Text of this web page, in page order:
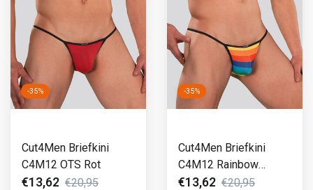
-35%
Cut4Men Briefkini
C4M12 OTS Rot
€13,62 €20,95
-35%
Cut4Men Briefkini
C4M12 Rainbow
Rainbow (799)
€13,62 €20,95